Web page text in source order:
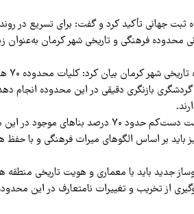
ثبت جهانی تأکید کرد و گفت: برای تسریع در
محدوده فرهنگی و تاریخی شهر کرمان به‌عنوان
وی در
بازنگری دقیقی در این محدوده انجام
ذاکری افزود: برای موفقیت در ثبت جهانی، لازم است دست‌کم حدود
بر اساس الگوهای میراث فرهنگی و با حفظ
جدید باید با معماری و هویت تاریخی منطقه
از تخریب و تغییرات نامتعارف در این